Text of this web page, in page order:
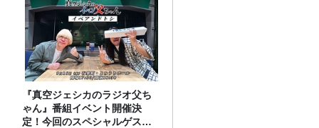
『真空ジェシカのラジオ父ち
ゃん』番組イベント開催決
定！今回のスペシャルゲスト